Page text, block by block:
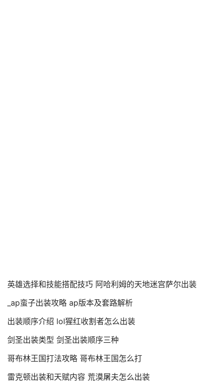
英雄选择和技能搭配技巧 阿哈利姆的天地迷宫萨尔出装
_ap蛮子出装攻略 ap版本及套路解析
出装顺序介绍 lol猩红收割者怎么出装
剑圣出装类型 剑圣出装顺序三种
哥布林王国打法攻略 哥布林王国怎么打
雷克顿出装和天赋内容 荒漠屠夫怎么出装